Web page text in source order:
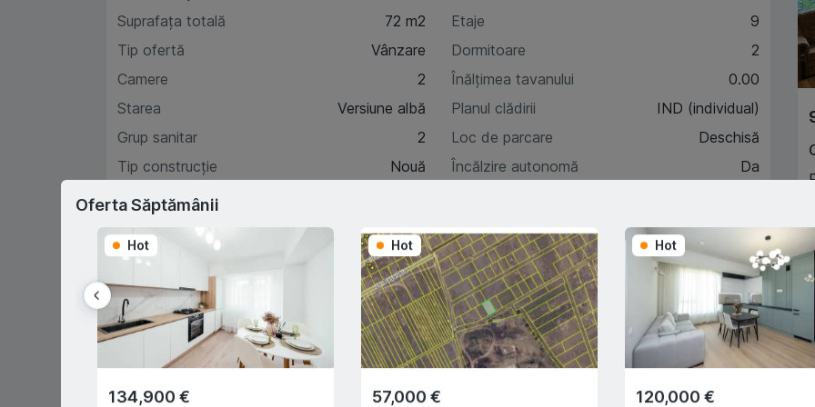
Suprafața totală
72 m2
Tip ofertă
Vânzare
Camere
2
Starea
Versiune albă
Grup sanitar
2
Tip construcție
Nouă
Etaj
Etaje
9
Dormitoare
2
Înălțimea tavanului
0.00
Planul clădirii
IND (individual)
Loc de parcare
Deschisă
Încălzire autonomă
Da
Caracteristici
Descriere
Oferta Săptămânii
Hot
134,900 €
Hot
57,000 €
Hot
120,000 €